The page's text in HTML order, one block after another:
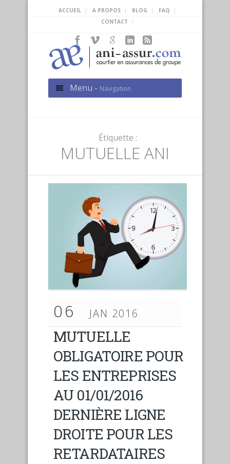
ACCUEIL | A PROPOS | BLOG | FAQ |
CONTACT |
Menu - Navigation
Étiquette :
MUTUELLE ANI
06 JAN 2016
MUTUELLE
OBLIGATOIRE POUR
LES ENTREPRISES
AU 01/01/2016
DERNIÈRE LIGNE
DROITE POUR LES
RETARDATAIRES